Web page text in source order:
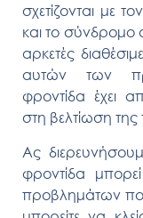
σχετίζονται με
και το
αρκετές
αυτών των
φροντίδα έχει
στη βελτίωση
Ας
φροντίδα
προβλημάτων